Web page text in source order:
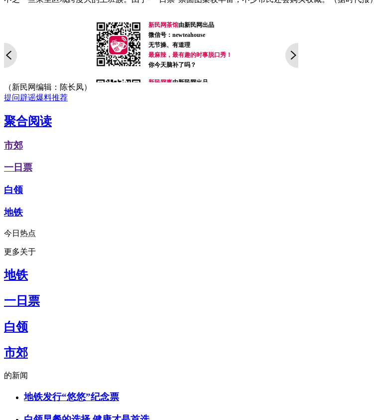
新民网茶馆由新民网出品
微信号：newteahouse
无节操、有道理
最麻辣，最有趣的时事脱口秀！
你今天脑补了吗？
新民网事由新民网出品
（新民网编辑：陈长凤）
提问辟谣爆料推荐
聚合阅读
市郊
一日票
白领
地铁
今日热点
更多关于
地铁
一日票
白领
市郊
的新闻
地铁发行“悠悠”纪念票